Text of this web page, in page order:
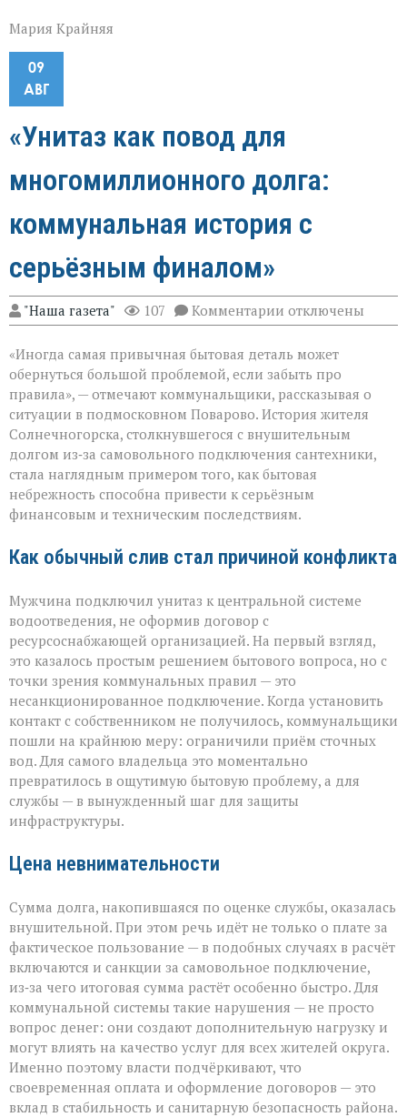
Мария Крайняя
09
АВГ
«Унитаз как повод для
многомиллионного долга:
коммунальная история с
серьёзным финалом»
"Наша газета" 107 Комментарии к
записи
как
повод
долга:
коммунальная
история
с
серьёзным
финалом»
отключены
«Иногда самая привычная бытовая деталь может
обернуться большой проблемой, если забыть про
правила», — отмечают коммунальщики, рассказывая о
ситуации в подмосковном Поварово. История жителя
Солнечногорска, столкнувшегося с внушительным
долгом из‑за самовольного подключения сантехники,
стала наглядным примером того, как бытовая
небрежность способна привести к серьёзным
финансовым и техническим последствиям.
Как обычный слив стал причиной конфликта
Мужчина подключил унитаз к центральной системе
водоотведения, не оформив договор с
ресурсоснабжающей организацией. На первый взгляд,
это казалось простым решением бытового вопроса, но с
точки зрения коммунальных правил — это
несанкционированное подключение. Когда установить
контакт с собственником не получилось, коммунальщики
пошли на крайнюю меру: ограничили приём сточных
вод. Для самого владельца это моментально
превратилось в ощутимую бытовую проблему, а для
службы — в вынужденный шаг для защиты
инфраструктуры.
Цена невнимательности
Сумма долга, накопившаяся по оценке службы, оказалась
внушительной. При этом речь идёт не только о плате за
фактическое пользование — в подобных случаях в расчёт
включаются и санкции за самовольное подключение,
из‑за чего итоговая сумма растёт особенно быстро. Для
коммунальной системы такие нарушения — не просто
вопрос денег: они создают дополнительную нагрузку и
могут влиять на качество услуг для всех жителей округа.
Именно поэтому власти подчёркивают, что
своевременная оплата и оформление договоров — это
вклад в стабильность и санитарную безопасность района.